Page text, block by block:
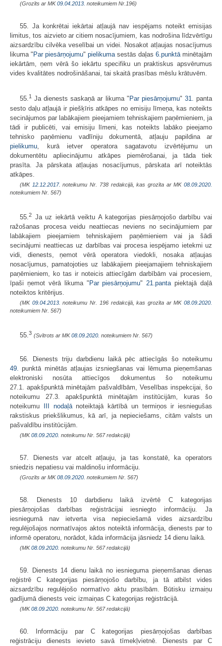
(Grozīts ar MK09.04.2013. noteikumiem Nr.196)
55. Ja konkrētai iekārtai atļaujā nav iespējams noteikt emisijas
limitus, tos aizvieto ar citiem nosacījumiem, kas nodrošina līdzvērtīgu
aizsardzību cilvēka veselībai un videi. Nosakot atļaujas nosacījumus
likuma " Par piesārņojumu" pielikumasestās daļas 6.punktāminētajām
iekārtām, ņem vērā šo iekārtu specifiku un praktiskus apsvērumus
vides kvalitātes nodrošināšanai, tai skaitā prasības mēslu krātuvēm.
55.1 Ja dienests saskaņā ar likuma " Par piesārņojumu" 31. panta
sesto daļu atļaujā ir piešķīris atkāpes no emisiju līmeņa, kas noteikts
secinājumos par labākajiem pieejamiem tehniskajiem paņēmieniem, ja
tādi ir publicēti, vai emisiju līmeni, kas noteikts labāko pieejamo
tehnisko paņēmienu vadlīniju dokumentā, atļauju papildina ar
pielikumu , kurā ietver operatora sagatavotu izvērtējumu un
dokumentētu apliecinājumu atkāpes piemērošanai, ja tāda tiek
prasīta. Ja pārskata atļaujas nosacījumus, pārskata arī noteiktās
atkāpes.
(MK 12.12.2017. noteikumu Nr. 738 redakcijā, kas grozīta ar MK08.09.2020.
noteikumiem Nr. 567)
55. 2 Ja uz iekārtā veiktu A kategorijas piesārņojošo darbību vai
ražošanas procesa veidu neattiecas neviens no secinājumiem par
labākajiem pieejamiem tehniskajiem paņēmieniem vai ja šādi
secinājumi neattiecas uz darbības vai procesa iespējamo ietekmi uz
vidi, dienests, ņemot vērā operatora viedokli, nosaka atļaujas
nosacījumus, pamatojoties uz labākajiem pieejamajiem tehniskajiem
paņēmieniem, ko tas ir noteicis attiecīgām darbībām vai procesiem,
īpaši ņemot vērā likuma " Par piesārņojumu" 21.panta piektajā daļā
noteiktos kritērijus.
(MK 09.04.2013. noteikumu Nr. 196 redakcijā, kas grozīta ar MK08.09.2020.
noteikumiem Nr. 567)
55.3 (Svītrots ar MK08.09.2020. noteikumiem Nr. 567)
56. Dienests triju darbdienu laikā pēc attiecīgās šo noteikumu
49. punktā minētās atļaujas izsniegšanas vai lēmuma pieņemšanas
elektroniski nosūta attiecīgos dokumentus šo noteikumu
27.1. apakšpunktā minētajām pašvaldībām, Veselības inspekcijai, šo
noteikumu 27.3. apakšpunktā minētajām institūcijām, kuras šo
noteikumu III nodaļānoteiktajā kārtībā un termiņos ir iesniegušas
rakstiskus priekšlikumus, kā arī, ja nepieciešams, citām valsts un
pašvaldību institūcijām.
(MK08.09.2020. noteikumu Nr. 567 redakcijā)
57. Dienests var atcelt atļauju, ja tas konstatē, ka operators
sniedzis nepatiesu vai maldinošu informāciju.
(Grozīts ar MK08.09.2020. noteikumiem Nr. 567)
58. Dienests 10 darbdienu laikā izvērtē C kategorijas
piesārņojošas darbības reģistrācijai iesniegto informāciju. Ja
iesniegumā nav ietverta visa nepieciešamā vides aizsardzību
regulējošajos normatīvajos aktos noteiktā informācija, dienests par to
informē operatoru, norādot, kāda informācija jāsniedz 14 dienu laikā.
(MK08.09.2020. noteikumu Nr. 567 redakcijā)
59. Dienests 14 dienu laikā no iesnieguma pieņemšanas dienas
reģistrē C kategorijas piesārņojošo darbību, ja tā atbilst vides
aizsardzību regulējošo normatīvo aktu prasībām. Būtisku izmaiņu
gadījumā dienests veic izmaiņas C kategorijas reģistrācijā.
(MK08.09.2020. noteikumu Nr. 567 redakcijā)
60. Informāciju par C kategorijas piesārņojošas darbības
reģistrāciju dienests ievieto savā tīmekļvietnē. Dienests par C